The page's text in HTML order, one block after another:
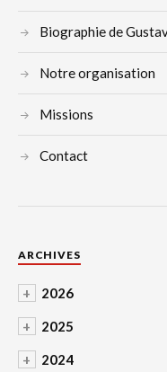
Biographie de
Notre organisation
Missions
Contact
ARCHIVES
+ 2026
+ 2025
+ 2024